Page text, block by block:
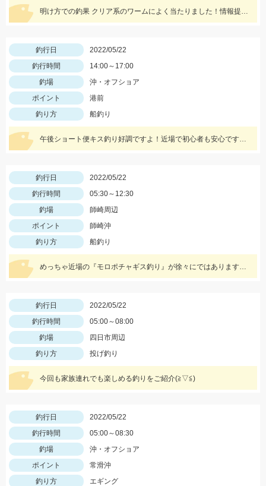
明け方での釣果 クリア系のワームによく当たりました！情報提供ありがとうございます。
釣行日
2022/05/22
釣行時間
14:00～17:00
釣場
沖・オフショア
ポイント
港前
釣り方
船釣り
午後ショート便キス釣り好調ですよ！近場で初心者も安心です。午前便ではイサキ釣りへ出船中！
釣行日
2022/05/22
釣行時間
05:30～12:30
釣場
師崎周辺
ポイント
師崎沖
釣り方
船釣り
めっちゃ近場の『モロポチャギス釣り』が徐々にではありますが釣れ出して来てますよッ(*⁰▿⁰*)
釣行日
2022/05/22
釣行時間
05:00～08:00
釣場
四日市周辺
釣り方
投げ釣り
今回も家族連れでも楽しめる釣りをご紹介(≧▽≦)
釣行日
2022/05/22
釣行時間
05:00～08:30
釣場
沖・オフショア
ポイント
常滑沖
釣り方
エギング